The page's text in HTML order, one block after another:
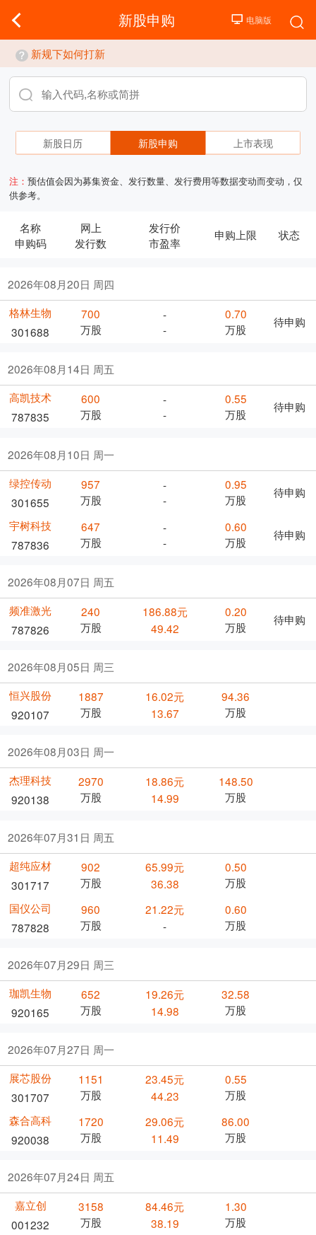
新股申购
新规下如何打新
新股日历 新股申购 上市表现
注：预估值会因为募集资金、发行数量、发行费用等数据变动而变动，仅
供参考。
名称
申购码
网上
发行数
发行价
市盈率
申购上限 状态
2026年08月20日 周四
格林生物
301688
700
万股
-
-
0.70
万股
待申购
2026年08月14日 周五
高凯技术
787835
600
万股
-
-
0.55
万股
待申购
2026年08月10日 周一
绿控传动
301655
957
万股
-
-
0.95
万股
待申购
宇树科技
787836
647
万股
-
-
0.60
万股
待申购
2026年08月07日 周五
频准激光
787826
240
万股
186.88元
49.42
0.20
万股
待申购
2026年08月05日 周三
恒兴股份
920107
1887
万股
16.02元
13.67
94.36
万股
2026年08月03日 周一
杰理科技
920138
2970
万股
18.86元
14.99
148.50
万股
2026年07月31日 周五
超纯应材
301717
902
万股
65.99元
36.38
0.50
万股
国仪公司
787828
960
万股
21.22元
-
0.60
万股
2026年07月29日 周三
珈凯生物
920165
652
万股
19.26元
14.98
32.58
万股
2026年07月27日 周一
展芯股份
301707
1151
万股
23.45元
44.23
0.55
万股
森合高科
920038
1720
万股
29.06元
11.49
86.00
万股
2026年07月24日 周五
嘉立创
001232
3158
万股
84.46元
38.19
1.30
万股